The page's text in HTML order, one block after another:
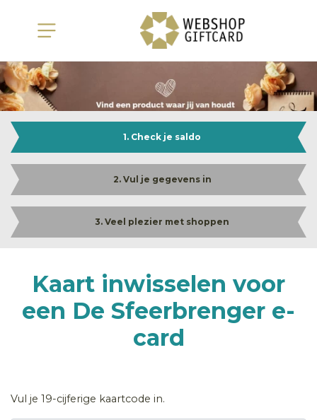
1. Check je saldo
2. Vul je gegevens in
3. Veel plezier met shoppen
Kaart inwisselen voor
een De Sfeerbrenger e-
card
Vul je 19-cijferige kaartcode in.